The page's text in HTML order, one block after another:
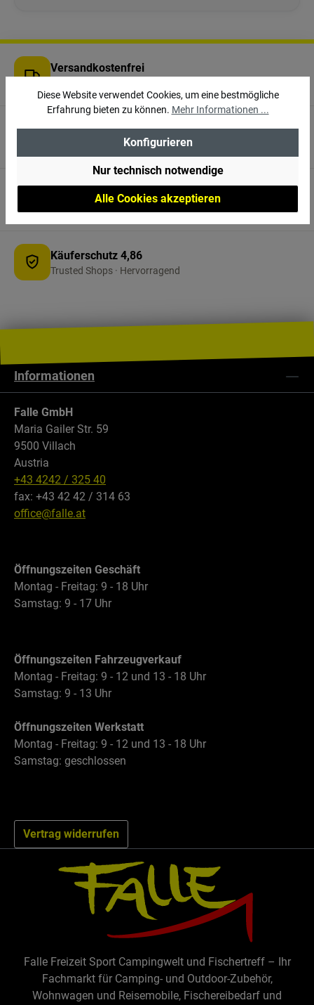
Diese Website verwendet Cookies, um eine bestmögliche
Erfahrung bieten zu können. Mehr Informationen ...
Alle Cookies akzeptieren
Nur technisch notwendige
Konfigurieren
Versandkostenfrei
3.000 m² vor Ort
Erlebnisshop in Villach
Persönliche Beratung
Käuferschutz 4,86
Trusted Shops · Hervorragend
Falle GmbH
Maria Gailer Str. 59
9500 Villach
Austria
+43 4242 / 325 40
fax: +43 42 42 / 314 63
office@falle.at
Öffnungszeiten Geschäft
Montag - Freitag: 9 - 18 Uhr
Samstag: 9 - 17 Uhr
Öffnungszeiten Fahrzeugverkauf
Montag - Freitag: 9 - 12 und 13 - 18 Uhr
Samstag: 9 - 13 Uhr
Öffnungszeiten Werkstatt
Montag - Freitag: 9 - 12 und 13 - 18 Uhr
Samstag: geschlossen
Vertrag widerrufen
Informationen
Falle Freizeit Sport Campingwelt und Fischertreff – Ihr
Fachmarkt für Camping- und Outdoor-Zubehör,
Wohnwagen und Reisemobile, Fischereibedarf und